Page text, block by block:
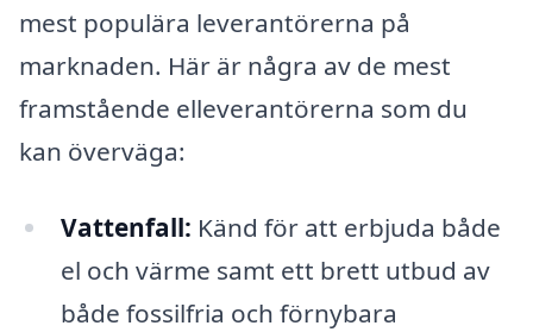
mest populära leverantörerna på
marknaden. Här är några av de mest
framstående elleverantörerna som du
kan överväga:
Vattenfall: Känd för att erbjuda både
el och värme samt ett brett utbud av
både fossilfria och förnybara